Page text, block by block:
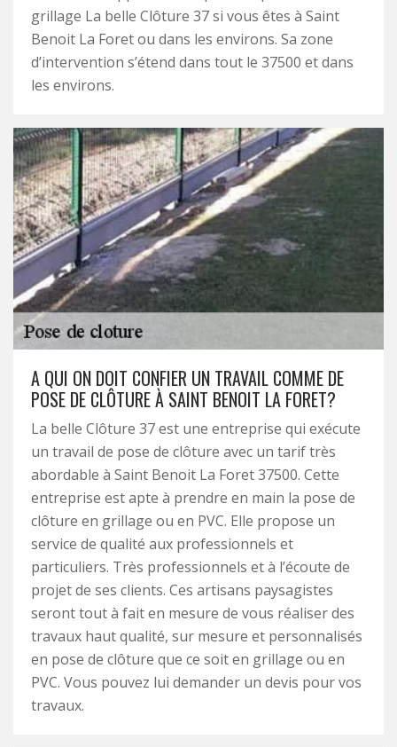
grillage La belle Clôture 37 si vous êtes à Saint
Benoit La Foret ou dans les environs. Sa zone
d’intervention s’étend dans tout le 37500 et dans
les environs.
A QUI ON DOIT CONFIER UN TRAVAIL COMME DE
POSE DE CLÔTURE À SAINT BENOIT LA FORET?
La belle Clôture 37 est une entreprise qui exécute
un travail de pose de clôture avec un tarif très
abordable à Saint Benoit La Foret 37500. Cette
entreprise est apte à prendre en main la pose de
clôture en grillage ou en PVC. Elle propose un
service de qualité aux professionnels et
particuliers. Très professionnels et à l’écoute de
projet de ses clients. Ces artisans paysagistes
seront tout à fait en mesure de vous réaliser des
travaux haut qualité, sur mesure et personnalisés
en pose de clôture que ce soit en grillage ou en
PVC. Vous pouvez lui demander un devis pour vos
travaux.